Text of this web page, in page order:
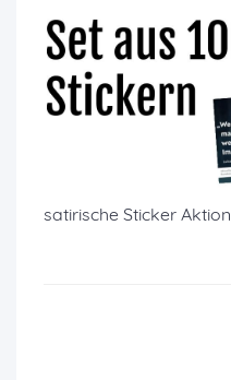
satirische Sticker Aktion